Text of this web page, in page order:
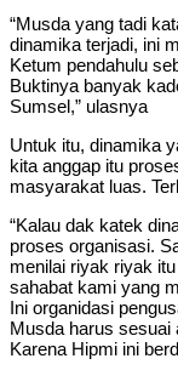
“Musda yang tadi
dinamika terjadi, ini
Ketum pendahulu
Buktinya banyak
Sumsel,” ulasnya
Untuk itu, dinamika
kita anggap itu
masyarakat luas.
“Kalau dak katek
proses organisasi.
menilai riyak riyak
sahabat kami yang
Ini organidasi
Musda harus sesuai
Karena Hipmi ini